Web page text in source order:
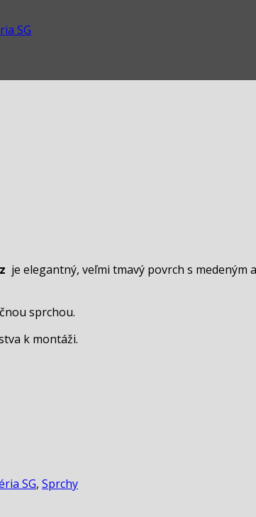
SG
je elegantný, veľmi tmavý povrch s
sprchou.
k montáži.
SG, Sprchy